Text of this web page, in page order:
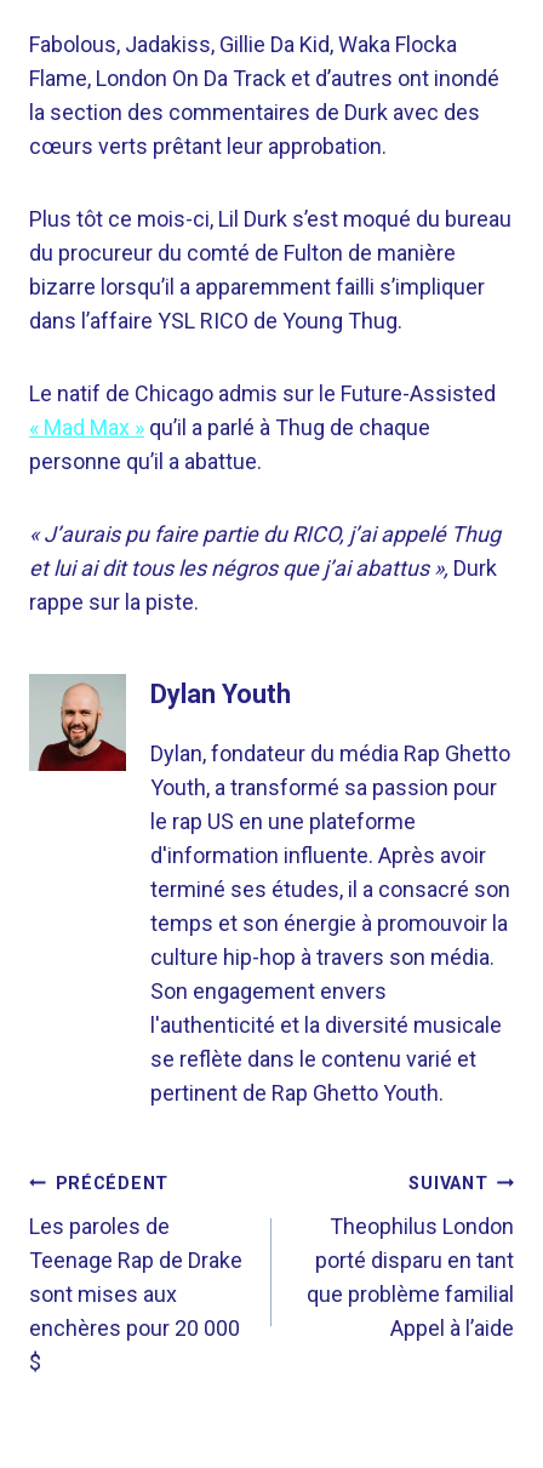
Fabolous, Jadakiss, Gillie Da Kid, Waka Flocka
Flame, London On Da Track et d’autres ont inondé
la section des commentaires de Durk avec des
cœurs verts prêtant leur approbation.
Plus tôt ce mois-ci, Lil Durk s’est moqué du bureau
du procureur du comté de Fulton de manière
bizarre lorsqu’il a apparemment failli s’impliquer
dans l’affaire YSL RICO de Young Thug.
Le natif de Chicago admis sur le Future-Assisted
« Mad Max » qu’il a parlé à Thug de chaque
personne qu’il a abattue.
« J’aurais pu faire partie du RICO, j’ai appelé Thug
et lui ai dit tous les négros que j’ai abattus », Durk
rappe sur la piste.
Dylan Youth
Dylan, fondateur du média Rap Ghetto
Youth, a transformé sa passion pour
le rap US en une plateforme
d'information influente. Après avoir
terminé ses études, il a consacré son
temps et son énergie à promouvoir la
culture hip-hop à travers son média.
Son engagement envers
l'authenticité et la diversité musicale
se reflète dans le contenu varié et
pertinent de Rap Ghetto Youth.
NAVIGATION
DE
L’ARTICLE
PRÉCÉDENT
Les paroles de
Teenage Rap de Drake
sont mises aux
enchères pour 20 000
$
SUIVANT
Theophilus London
porté disparu en tant
que problème familial
Appel à l’aide